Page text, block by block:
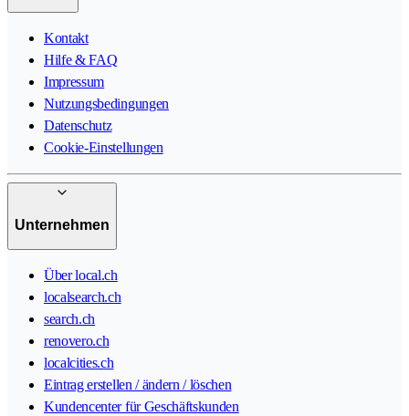
Kontakt
Hilfe & FAQ
Impressum
Nutzungsbedingungen
Datenschutz
Cookie-Einstellungen
Unternehmen
Über local.ch
localsearch.ch
search.ch
renovero.ch
localcities.ch
Eintrag erstellen / ändern / löschen
Kundencenter für Geschäftskunden